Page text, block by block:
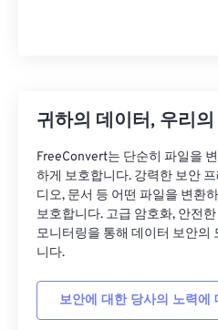
귀하의 데이터, 우리의
FreeConvert는 단순히 파일을
하게 보호합니다. 강력한 보안
디오, 문서 등 어떤 파일을 변환
보호합니다. 고급 암호화, 안전
모니터링을 통해 데이터 보안의
니다.
보안에 대한 당사의 노력에